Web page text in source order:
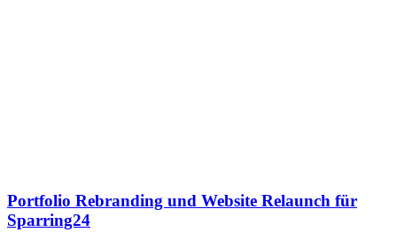
Portfolio Rebranding und Website Relaunch für
Sparring24